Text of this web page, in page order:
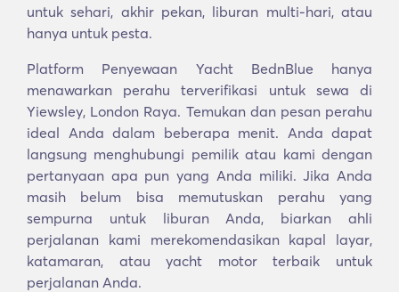
untuk sehari, akhir pekan, liburan multi-hari, atau
hanya untuk pesta.
Platform Penyewaan Yacht BednBlue hanya
menawarkan perahu terverifikasi untuk sewa di
Yiewsley, London Raya. Temukan dan pesan perahu
ideal Anda dalam beberapa menit. Anda dapat
langsung menghubungi pemilik atau kami dengan
pertanyaan apa pun yang Anda miliki. Jika Anda
masih belum bisa memutuskan perahu yang
sempurna untuk liburan Anda, biarkan ahli
perjalanan kami merekomendasikan kapal layar,
katamaran, atau yacht motor terbaik untuk
perjalanan Anda.